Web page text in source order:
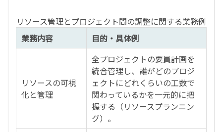
リソース管理とプロジェクト間の調整に関する業務例
業務内容
目的・具体例
リソースの可視
化と管理
全プロジェクトの要員計画を
統合管理し、誰がどのプロジ
ェクトにどれくらいの工数で
関わっているかを一元的に把
握する（リソースプランニン
グ）。